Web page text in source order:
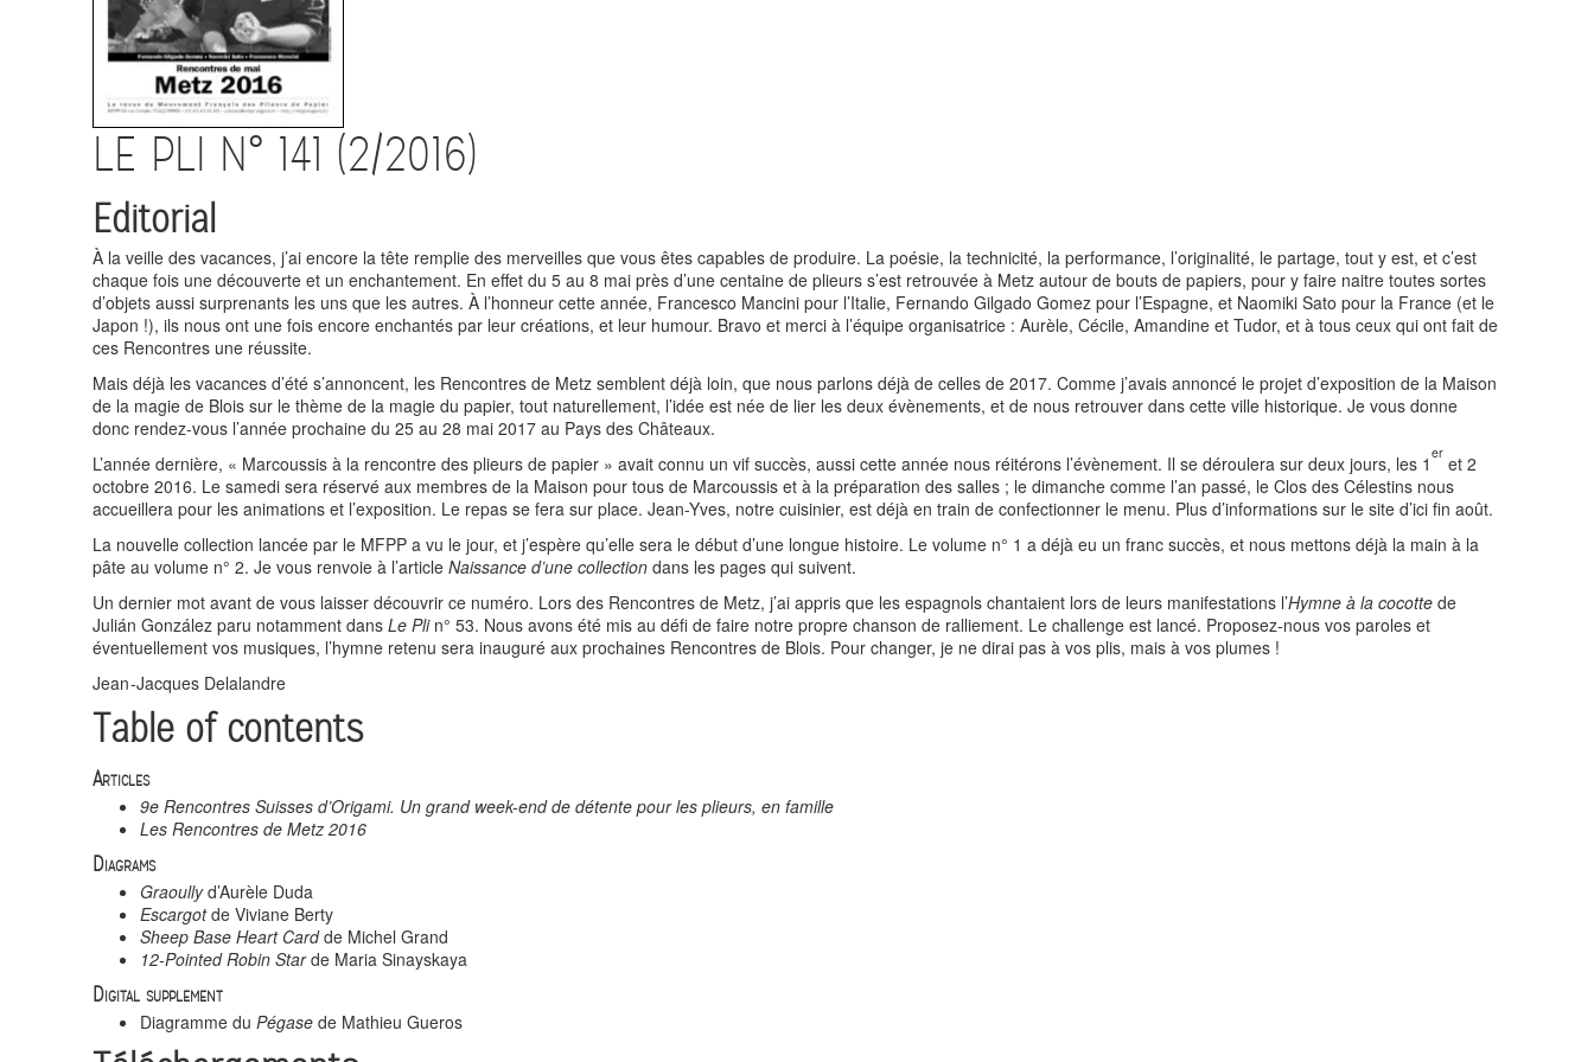
LE PLI N° 141 (2/2016)
Editorial
À la veille des vacances, j’ai encore la tête remplie des merveilles que vous êtes capables de produire. La poésie, la technicité, la performance, l’originalité, le partage, tout y est, et c’est
chaque fois une découverte et un enchantement. En effet du 5 au 8 mai près d’une centaine de plieurs s’est retrouvée à Metz autour de bouts de papiers, pour y faire naitre toutes sortes
d’objets aussi surprenants les uns que les autres. À l’honneur cette année, Francesco Mancini pour l’Italie, Fernando Gilgado Gomez pour l’Espagne, et Naomiki Sato pour la France (et le
Japon !), ils nous ont une fois encore enchantés par leur créations, et leur humour. Bravo et merci à l’équipe organisatrice : Aurèle, Cécile, Amandine et Tudor, et à tous ceux qui ont fait de
ces Rencontres une réussite.
Mais déjà les vacances d’été s’annoncent, les Rencontres de Metz semblent déjà loin, que nous parlons déjà de celles de 2017. Comme j’avais annoncé le projet d’exposition de la Maison
de la magie de Blois sur le thème de la magie du papier, tout naturellement, l’idée est née de lier les deux évènements, et de nous retrouver dans cette ville historique. Je vous donne
donc rendez-vous l’année prochaine du 25 au 28 mai 2017 au Pays des Châteaux.
L’année dernière, « Marcoussis à la rencontre des plieurs de papier » avait connu un vif succès, aussi cette année nous réitérons l’évènement. Il se déroulera sur deux jours, les 1 er et 2
octobre 2016. Le samedi sera réservé aux membres de la Maison pour tous de Marcoussis et à la préparation des salles ; le dimanche comme l’an passé, le Clos des Célestins nous
accueillera pour les animations et l’exposition. Le repas se fera sur place. Jean-Yves, notre cuisinier, est déjà en train de confectionner le menu. Plus d’informations sur le site d’ici fin août.
La nouvelle collection lancée par le MFPP a vu le jour, et j’espère qu’elle sera le début d’une longue histoire. Le volume n° 1 a déjà eu un franc succès, et nous mettons déjà la main à la
pâte au volume n° 2. Je vous renvoie à l’article Naissance d’une collection dans les pages qui suivent.
Un dernier mot avant de vous laisser découvrir ce numéro. Lors des Rencontres de Metz, j’ai appris que les espagnols chantaient lors de leurs manifestations l’Hymne à la cocotte de
Julián González paru notamment dans Le Plin° 53. Nous avons été mis au défi de faire notre propre chanson de ralliement. Le challenge est lancé. Proposez-nous vos paroles et
éventuellement vos musiques, l’hymne retenu sera inauguré aux prochaines Rencontres de Blois. Pour changer, je ne dirai pas à vos plis, mais à vos plumes !
Jean -Jacques Delalandre
Table of contents
Articles
9e Rencontres Suisses d’Origami. Un grand week-end de détente pour les plieurs, en famille
Les Rencontres de Metz 2016
Diagrams
Graoullyd’Aurèle Duda
Escargotde Viviane Berty
Sheep Base Heart Cardde Michel Grand
12-Pointed Robin Starde Maria Sinayskaya
Digital supplement
Diagramme du Pégase de Mathieu Gueros